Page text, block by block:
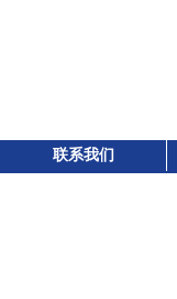
联系我们